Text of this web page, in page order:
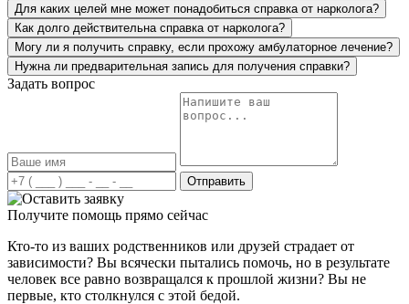
Мне делали капельницу от запоя, потом я решилась и на
кодировку. Хочу отметить, что весь персонал очень
приветливый и чуткий. Всегда с пониманием подходят
к ситуации. Профессионализм, четкость действий, все
на высшем уровне. Спасибо за вашу работу!
Для каких целей мне может понадобиться справка от нарколога?
Как долго действительна справка от нарколога?
Могу ли я получить справку, если прохожу амбулаторное лечение?
Нужна ли предварительная запись для получения справки?
Задать вопрос
Отправить
Получите помощь прямо сейчас
Кто-то из ваших родственников или друзей страдает от
зависимости? Вы всячески пытались помочь, но в результате
человек все равно возвращался к прошлой жизни? Вы не
первые, кто столкнулся с этой бедой.